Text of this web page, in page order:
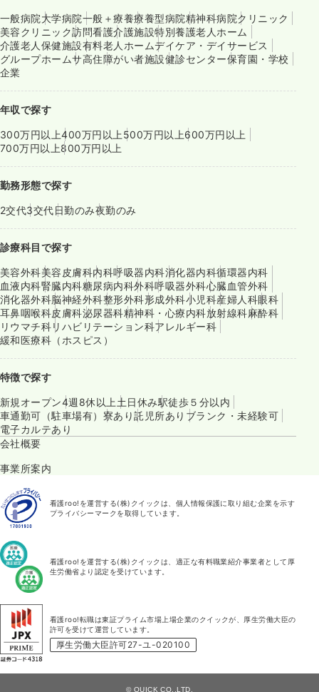
一般病院大学病院一般＋療養療養型病院精神科病院クリニック
美容クリニック訪問看護介護施設特別養護老人ホーム
介護老人保健施設有料老人ホームデイケア・デイサービス
グループホームサ高住障がい者施設健診センター保育園・学校
企業
年収で探す
300万円以上400万円以上 500万円以上600万円以上
700万円以上800万円以上
勤務形態で探す
2交代3交代日勤のみ夜勤のみ
診療科目で探す
美容外科美容皮膚科内科呼吸器内科消化器内科循環器内科
血液内科腎臓内科糖尿病内科外科呼吸器外科心臓血管外科
消化器外科脳神経外科整形外科形成外科小児科産婦人科眼科
耳鼻咽喉科皮膚科泌尿器科精神科・心療内科放射線科麻酔科
リウマチ科リハビリテーション科アレルギー科
緩和医療科（ホスピス）
特徴で探す
新規オープン4週8休以上 土日休み駅徒歩５分以内
車通勤可（駐車場有） 寮あり託児所あり ブランク・未経験可
電子カルテあり
会社概要
事業所案内
看護roo!を運営する(株)クイックは、個人情報保護に取り組む企業を示す
プライバシーマークを取得しています。
看護roo!を運営する(株)クイックは、適正な有料職業紹介事業者として厚
生労働省より認定を受けています。
看護roo!転職は東証プライム市場上場企業のクイックが、厚生労働大臣の
許可を受けて運営しています。
厚生労働大臣許可27-ユ-020100
© QUICK CO.,LTD.